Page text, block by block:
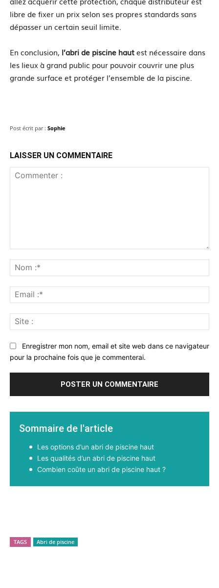
libre de fixer un prix selon ses propres standards sans
dépasser un certain seuil limite.
En conclusion, l’abri de piscine hautest nécessaire dans
les lieux à grand public pour pouvoir couvrir une plus
grande surface et protéger l’ensemble de la piscine.
Post écrit par : Sophie
LAISSER UN COMMENTAIRE
:*
:*
:
Enregistrer mon nom, email et site web dans ce navigateur
pour la prochaine fois que je commenterai.
Sommaire de l'article
Les options d’un abri de piscine haut
Les qualités d’un abri de piscine haut
Combien coûte un abri de piscine haut ?
TAGS Abri de piscine